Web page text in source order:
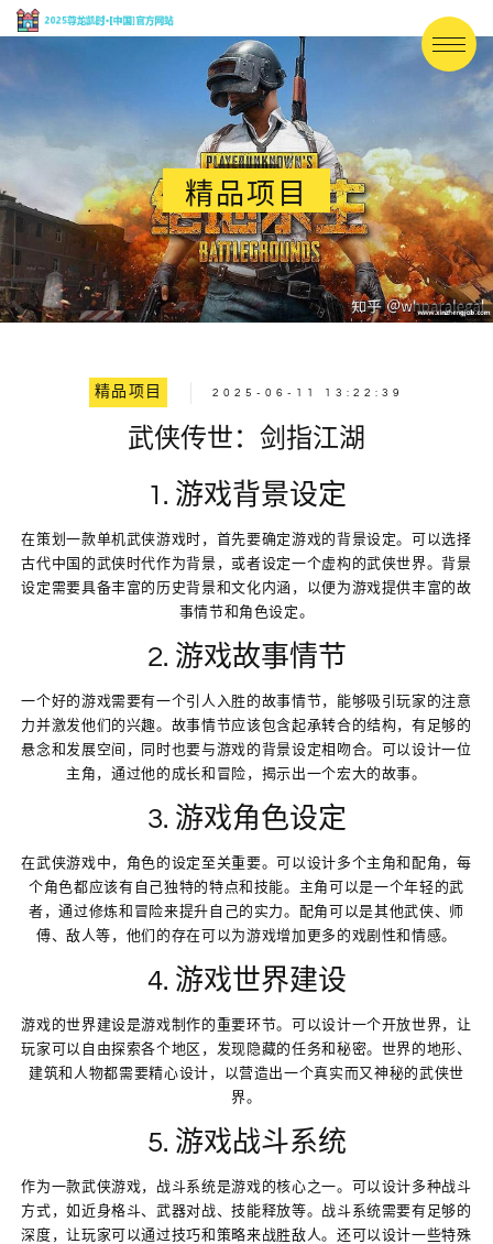
精品项目
精品项目 2025-06-11 13:22:39
武侠传世：剑指江湖
1. 游戏背景设定
在策划一款单机武侠游戏时，首先要确定游戏的背景设定。可以选择
古代中国的武侠时代作为背景，或者设定一个虚构的武侠世界。背景
设定需要具备丰富的历史背景和文化内涵，以便为游戏提供丰富的故
事情节和角色设定。
2. 游戏故事情节
一个好的游戏需要有一个引人入胜的故事情节，能够吸引玩家的注意
力并激发他们的兴趣。故事情节应该包含起承转合的结构，有足够的
悬念和发展空间，同时也要与游戏的背景设定相吻合。可以设计一位
主角，通过他的成长和冒险，揭示出一个宏大的故事。
3. 游戏角色设定
在武侠游戏中，角色的设定至关重要。可以设计多个主角和配角，每
个角色都应该有自己独特的特点和技能。主角可以是一个年轻的武
者，通过修炼和冒险来提升自己的实力。配角可以是其他武侠、师
傅、敌人等，他们的存在可以为游戏增加更多的戏剧性和情感。
4. 游戏世界建设
游戏的世界建设是游戏制作的重要环节。可以设计一个开放世界，让
玩家可以自由探索各个地区，发现隐藏的任务和秘密。世界的地形、
建筑和人物都需要精心设计，以营造出一个真实而又神秘的武侠世
界。
5. 游戏战斗系统
作为一款武侠游戏，战斗系统是游戏的核心之一。可以设计多种战斗
方式，如近身格斗、武器对战、技能释放等。战斗系统需要有足够的
深度，让玩家可以通过技巧和策略来战胜敌人。还可以设计一些特殊